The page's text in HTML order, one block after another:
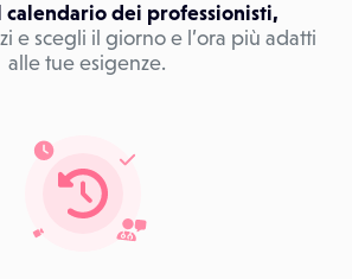
calendario dei professionisti,
e scegli il giorno e l’ora più adatti
alle tue esigenze.